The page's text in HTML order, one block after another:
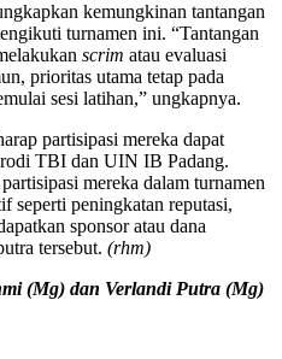
kemungkinan tantangan
turnamen ini. “Tantangan
scrim atau evaluasi
prioritas utama tetap pada
sesi latihan,” ungkapnya.
partisipasi mereka dapat
TBI dan UIN IB Padang.
mereka dalam turnamen
seperti peningkatan reputasi,
sponsor atau dana
tersebut. (rhm)
(Mg) dan Verlandi Putra (Mg)